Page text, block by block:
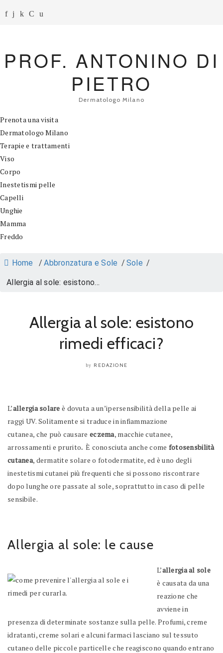
PROF. ANTONINO DI
PIETRO
Dermatologo Milano
Prenota una visita
Dermatologo Milano
Terapie e trattamenti
Viso
Corpo
Inestetismi pelle
Capelli
Unghie
Mamma
Freddo
Home / Abbronzatura e Sole / Sole /
Allergia al sole: esistono...
Allergia al sole: esistono
rimedi efficaci?
by REDAZIONE
L’allergia solare è dovuta a un’ipersensibilità della pelle ai
raggi UV. Solitamente si traduce in infiammazione
cutanea, che può causare eczema, macchie cutanee,
arrossamenti e prurito. È conosciuta anche come fotosensbilità
cutanea, dermatite solare o fotodermatite, ed è uno degli
inestetismi cutanei più frequenti che si possono riscontrare
dopo lunghe ore passate al sole, soprattutto in caso di pelle
sensibile.
Allergia al sole: le cause
L’allergia al sole
è causata da una
reazione che
avviene in
presenza di determinate sostanze sulla pelle. Profumi, creme
idratanti, creme solari e alcuni farmaci lasciano sul tessuto
cutaneo delle piccole particelle che reagiscono quando entrano